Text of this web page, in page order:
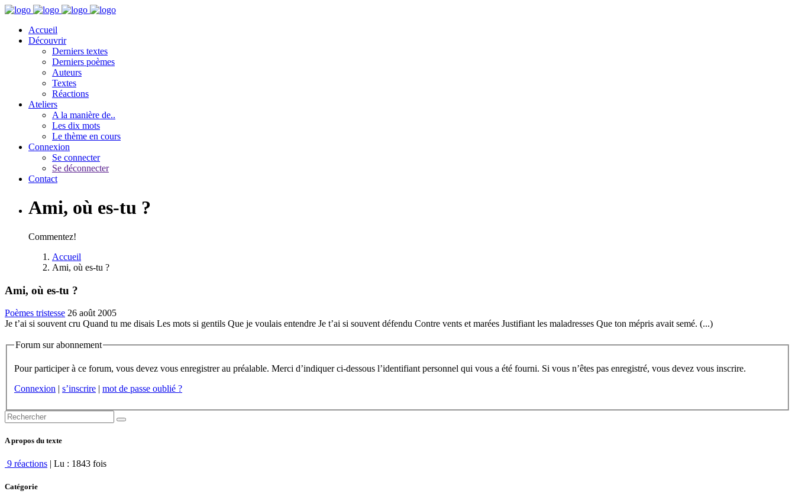
Accueil
Découvrir
Derniers textes
Derniers poèmes
Auteurs
Textes
Réactions
Ateliers
A la manière de..
Les dix mots
Le thème en cours
Connexion
Se connecter
Se déconnecter
Contact
Ami, où es-tu ?
Commentez!
Accueil
Ami, où es-tu ?
Ami, où es-tu ?
Poèmes tristesse 26 août 2005
Je t’ai si souvent cru Quand tu me disais Les mots si gentils Que je voulais entendre Je t’ai si souvent défendu Contre vents et marées Justifiant les maladresses Que ton mépris avait semé. (...)
Forum sur abonnement
Pour participer à ce forum, vous devez vous enregistrer au préalable. Merci d’indiquer ci-dessous l’identifiant personnel qui vous a été fourni. Si vous n’êtes pas enregistré, vous devez vous inscrire.
Connexion | s’inscrire | mot de passe oublié ?
A propos du texte
9 réactions | Lu : 1843 fois
Catégorie